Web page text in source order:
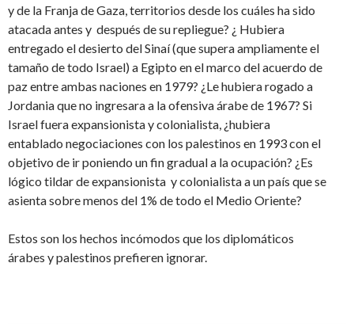
y de la Franja de Gaza, territorios desde los cuáles ha sido
atacada antes y después de su repliegue? ¿ Hubiera
entregado el desierto del Sinaí (que supera ampliamente el
tamaño de todo Israel) a Egipto en el marco del acuerdo de
paz entre ambas naciones en 1979? ¿Le hubiera rogado a
Jordania que no ingresara a la ofensiva árabe de 1967? Si
Israel fuera expansionista y colonialista, ¿hubiera
entablado negociaciones con los palestinos en 1993 con el
objetivo de ir poniendo un fin gradual a la ocupación? ¿Es
lógico tildar de expansionista y colonialista a un país que se
asienta sobre menos del 1% de todo el Medio Oriente?
Estos son los hechos incómodos que los diplomáticos
árabes y palestinos prefieren ignorar.